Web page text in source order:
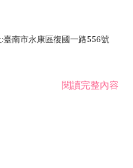
臺南市永康區復國一路556號
閱讀完整內容